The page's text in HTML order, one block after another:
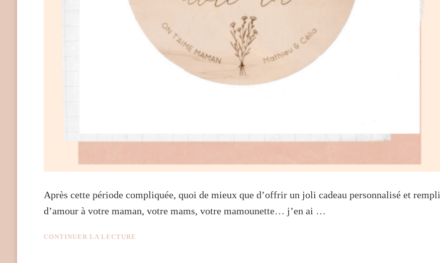
Après cette période compliquée, quoi de mieux que d’offrir un joli cadeau personnalisé et rempli
d’amour à votre maman, votre mams, votre mamounette… j’en ai …
CONTINUER LA LECTURE